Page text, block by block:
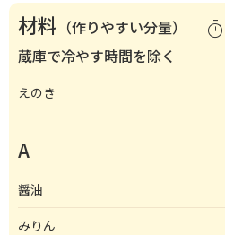
材料 （作りやすい分量） timer
蔵庫で冷やす時間を除く
えのき
A
醤油
みりん